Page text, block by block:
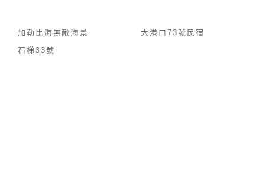
加勒比海無敵海景 大港口73號民宿
石梯33號